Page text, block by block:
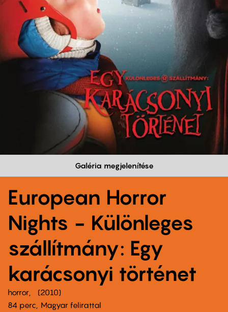
Galéria megjelenítése
European Horror
Nights - Különleges
szállítmány: Egy
karácsonyi történet
horror
2010
84 perc,
Magyar felirattal